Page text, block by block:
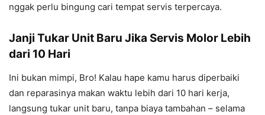
nggak perlu bingung cari tempat servis terpercaya.
Janji Tukar Unit Baru Jika Servis Molor Lebih
dari 10 Hari
Ini bukan mimpi, Bro! Kalau hape kamu harus diperbaiki
dan reparasinya makan waktu lebih dari 10 hari kerja,
langsung tukar unit baru, tanpa biaya tambahan – selama